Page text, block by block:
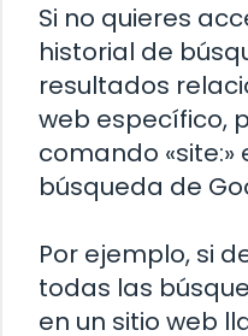
Si no quieres
historial de
resultados
web específico,
comando
búsqueda de
Por ejemplo, si
todas las
en un sitio web